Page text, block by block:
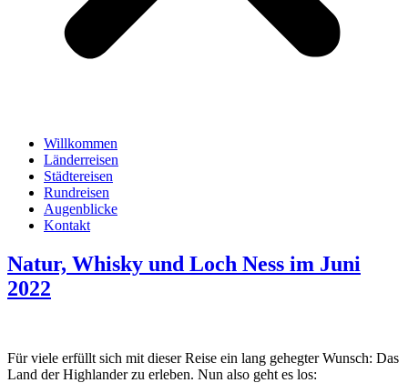
Willkommen
Länderreisen
Städtereisen
Rundreisen
Augenblicke
Kontakt
Natur, Whisky und Loch Ness im Juni
2022
Für viele erfüllt sich mit dieser Reise ein lang gehegter Wunsch: Das
Land der Highlander zu erleben. Nun also geht es los: